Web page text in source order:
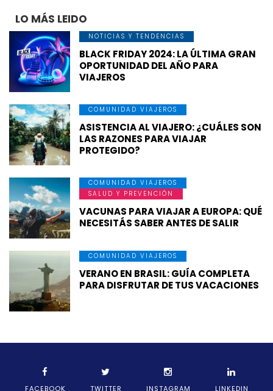
LO MÁS LEIDO
NOTICIAS Y TENDENCIAS
BLACK FRIDAY 2024: LA ÚLTIMA GRAN
OPORTUNIDAD DEL AÑO PARA
VIAJEROS
COMUNIDAD VIAJEROS
ASISTENCIA AL VIAJERO: ¿CUÁLES SON
LAS RAZONES PARA VIAJAR
PROTEGIDO?
COMUNIDAD VIAJEROS
SALUD Y PREVENCIÓN
VACUNAS PARA VIAJAR A EUROPA: QUÉ
NECESITÁS SABER ANTES DE SALIR
COMUNIDAD VIAJEROS
VERANO EN BRASIL: GUÍA COMPLETA
PARA DISFRUTAR DE TUS VACACIONES
FACEBOOK TWITTER INSTAGRAM LINKEDIN